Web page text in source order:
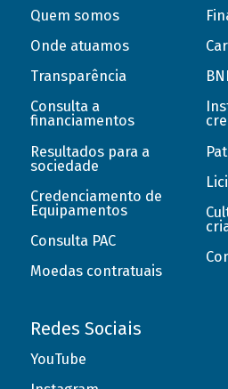
Quem somos
Onde atuamos
Transparência
Consulta a
financiamentos
Resultados para a
sociedade
Credenciamento de
Equipamentos
Consulta PAC
Moedas contratuais
Redes Sociais
YouTube